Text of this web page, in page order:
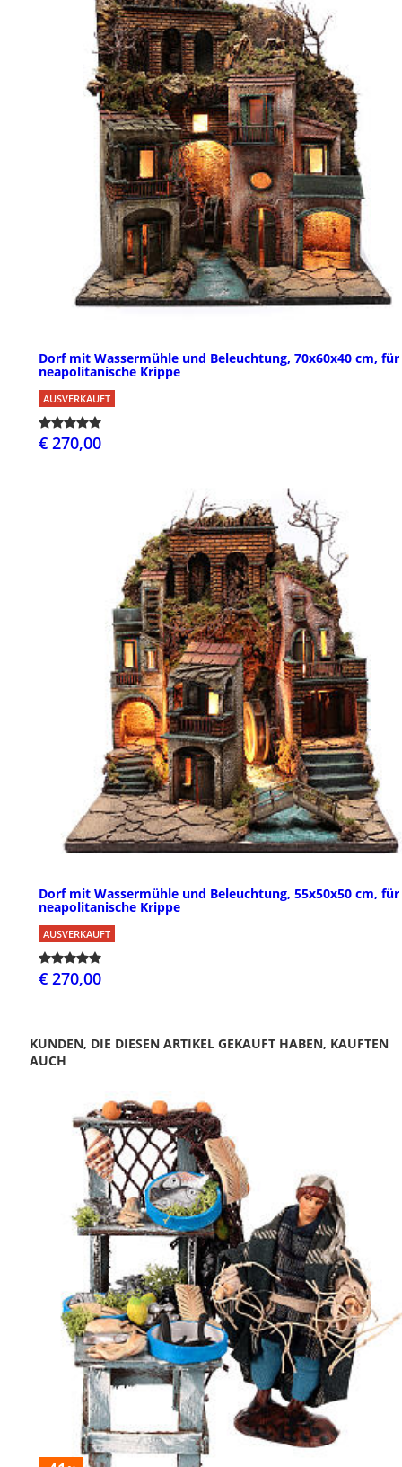
Dorf mit Wassermühle und Beleuchtung, 70x60x40 cm, für
neapolitanische Krippe
AUSVERKAUFT
€ 270,00
Dorf mit Wassermühle und Beleuchtung, 55x50x50 cm, für
neapolitanische Krippe
AUSVERKAUFT
€ 270,00
KUNDEN, DIE DIESEN ARTIKEL GEKAUFT HABEN, KAUFTEN
AUCH